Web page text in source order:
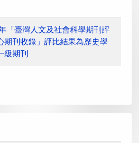
「臺灣人文及社會科學期刊評
期刊收錄」評比結果為歷史學
級期刊